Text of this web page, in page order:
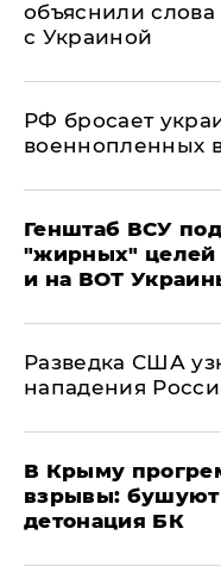
объяснили
с Украиной
РФ бросает
военнопленных
Генштаб ВСУ
"жирных" целей
и на ВОТ
Разведка США
нападения
В Крыму
взрывы:
детонация БК